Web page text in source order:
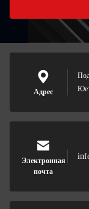
Адрес
Электронная
почта